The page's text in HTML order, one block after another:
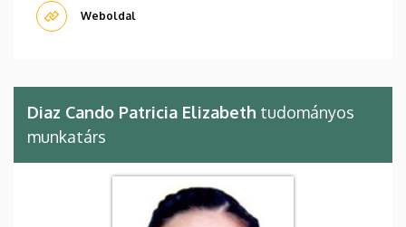
Weboldal
Diaz Cando Patricia Elizabeth tudományos
munkatárs